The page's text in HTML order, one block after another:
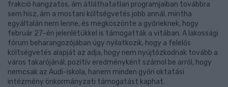
frakció hangzatos, ám átláthatatlan programjaiban továbbra
sem hisz, ám a mostani költségvetés jobb annál, mintha
egyáltalán nem lenne, és megköszönte a győrieknek, hogy
február 27-én jelenlétükkel is támogatták a vitában. A lakossági
fórum beharangozójában úgy nyilatkozik, hogy a felelős
költségvetés alapját az adja, hogy nem nyújtózkodnak tovább a
város takarójánál, pozitív eredményként számol be arról, hogy
nemcsak az Audi-iskola, hanem minden győri oktatási
intézmény önkormányzati támogatást kaphat.